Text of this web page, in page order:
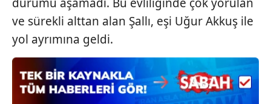
vasıtasıyla belirleyebilirsiniz. Çerezlere ilişkin detaylı bilgi
için Ayarlar butonuna tıklayabilir, Çerez Bilgilendirme
Metnimiziziyaret edebilirsiniz.
6698 sayılı Kişisel Verilerin Korunması Kanunu uyarınca
hazırlanmış Aydınlatma Metnimizi okumak ve sitemizde
ilgili mevzuata uygun olarak kullanılan çerezlerle ilgili bilgi
durumu aşamadı. Bu evliliğinde çok yorulan
ve sürekli alttan alan Şallı, eşi Uğur Akkuş ile
yol ayrımına geldi.